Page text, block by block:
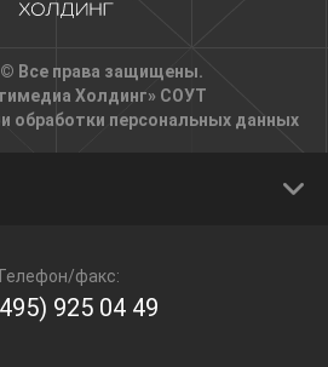
© Все права защищены.
Холдинг» СОУТ
обработки персональных данных
факс:
925 04 49